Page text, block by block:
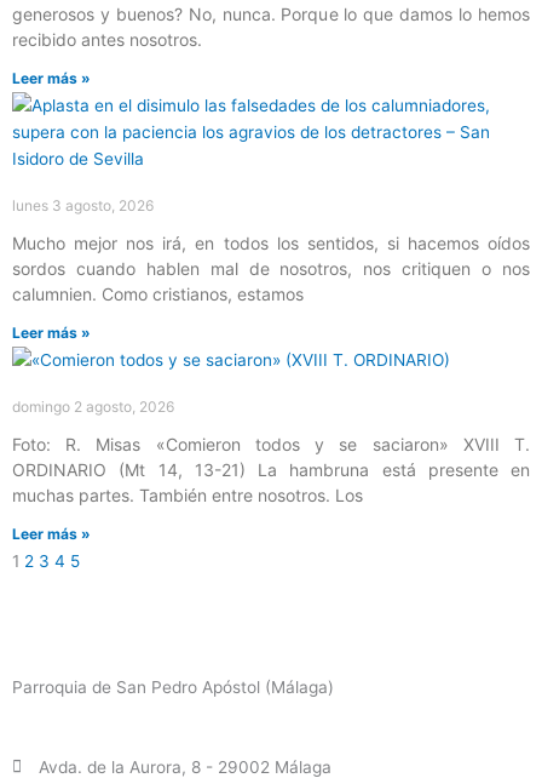
generosos y buenos? No, nunca. Porque lo que damos lo hemos
recibido antes nosotros.
Leer más »
lunes 3 agosto, 2026
Mucho mejor nos irá, en todos los sentidos, si hacemos oídos
sordos cuando hablen mal de nosotros, nos critiquen o nos
calumnien. Como cristianos, estamos
Leer más »
domingo 2 agosto, 2026
Foto: R. Misas «Comieron todos y se saciaron» XVIII T.
ORDINARIO (Mt 14, 13-21) La hambruna está presente en
muchas partes. También entre nosotros. Los
Leer más »
1 2 3 4 5
Parroquia de San Pedro Apóstol (Málaga)
Avda. de la Aurora, 8 - 29002 Málaga